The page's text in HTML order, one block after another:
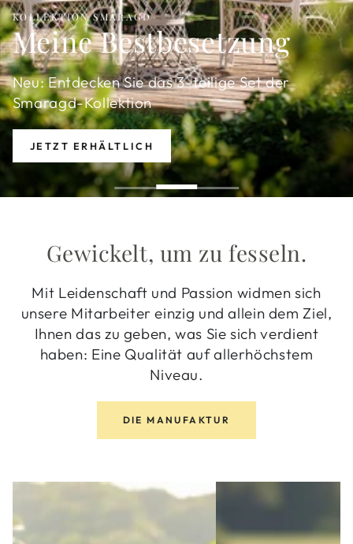
KOLLEKTIONEN
Stilvoll entspannen
Genießen Sie den Sommer mit dem 5-teiligen
Set der Saphir-Kollektion
STILVOLL ENTSPANNEN
Gewickelt, um zu fesseln.
Mit Leidenschaft und Passion widmen sich
unsere Mitarbeiter einzig und allein dem Ziel,
Ihnen das zu geben, was Sie sich verdient
haben: Eine Qualität auf allerhöchstem
Niveau.
DIE MANUFAKTUR